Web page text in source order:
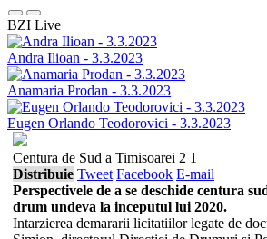
BZI Live
Andra Ilioan - 3.3.2023
Anamaria Prodan - 3.3.2023
Eugen Orlando Teodorovici - 3.3.2023
Centura de Sud a Timisoarei 2 1
Distribuie Tweet Facebook E-mail
Perspectivele de a se deschide centura
drum undeva la inceputul lui 2020.
Intarzierea demararii licitatiilor legate de